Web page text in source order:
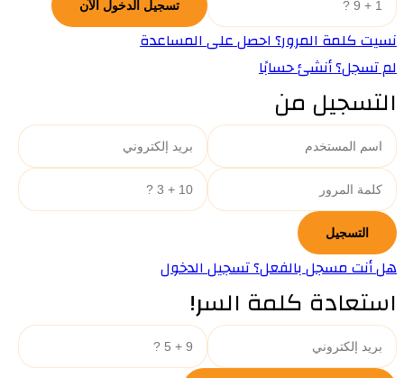
نسيت كلمة المرور؟ احصل على المساعدة
لم تسجل؟ أنشئ حسابًا
التسجيل من
هل أنت مسجل بالفعل؟ تسجيل الدخول
استعادة كلمة السر!